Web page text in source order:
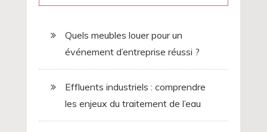
Quels meubles louer pour un
événement d’entreprise réussi ?
Effluents industriels : comprendre
les enjeux du traitement de l’eau